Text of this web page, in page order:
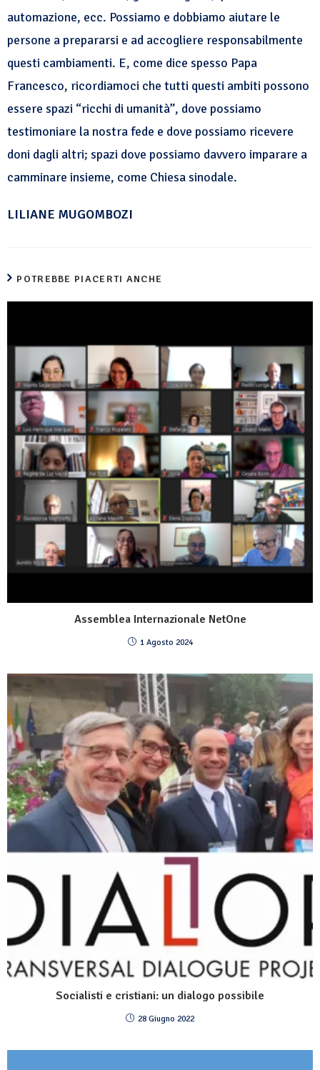
automazione, ecc. Possiamo e dobbiamo aiutare le
persone a prepararsi e ad accogliere responsabilmente
questi cambiamenti. E, come dice spesso Papa
Francesco, ricordiamoci che tutti questi ambiti possono
essere spazi “ricchi di umanità”, dove possiamo
testimoniare la nostra fede e dove possiamo ricevere
doni dagli altri; spazi dove possiamo davvero imparare a
camminare insieme, come Chiesa sinodale.
LILIANE MUGOMBOZI
POTREBBE PIACERTI ANCHE
Assemblea Internazionale NetOne
1 Agosto 2024
Socialisti e cristiani: un dialogo possibile
28 Giugno 2022